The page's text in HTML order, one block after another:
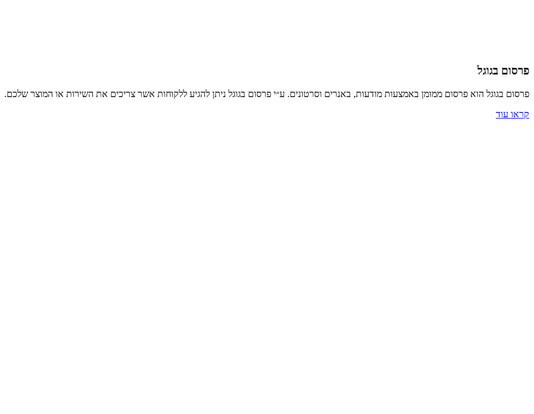
פרסום בגוגל
פרסום בגוגל הוא פרסום ממומן באמצעות מודעות, באנרים וסרטונים. ע״י פרסום בגוגל ניתן להגיע ללקוחות אשר צריכים את השירות או המוצר שלכם.
קראו עוד